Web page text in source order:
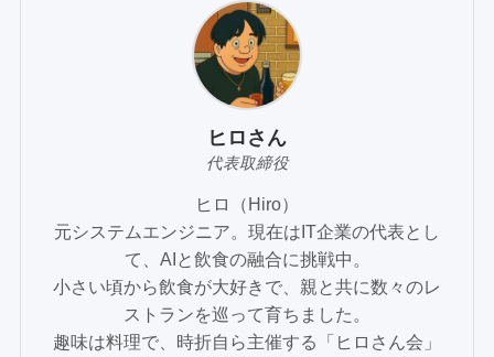
ヒロさん
代表取締役
ヒロ（Hiro）
元システムエンジニア。現在はIT企業の代表とし
て、AIと飲食の融合に挑戦中。
小さい頃から飲食が大好きで、親と共に数々のレ
ストランを巡って育ちました。
趣味は料理で、時折自ら主催する「ヒロさん会」